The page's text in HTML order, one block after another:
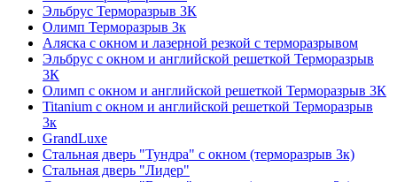
Эльбрус Терморазрыв 3К
Олимп Терморазрыв 3к
Аляска с окном и лазерной резкой с терморазрывом
Эльбрус с окном и английской решеткой Терморазрыв
3К
Олимп с окном и английской решеткой Терморазрыв 3К
Titanium с окном и английской решеткой Терморазрыв
3к
GrandLuxe
Стальная дверь "Тундра" с окном (терморазрыв 3к)
Стальная дверь "Лидер"